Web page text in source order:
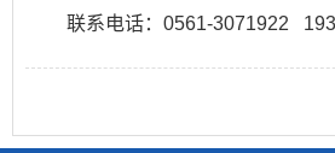
联系电话：0561-3071922